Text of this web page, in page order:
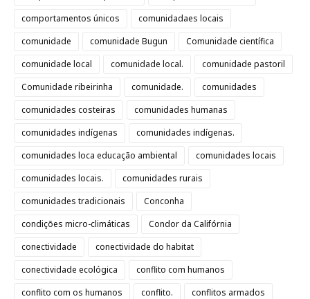
comportamentos únicos
comunidadaes locais
comunidade
comunidade Bugun
Comunidade científica
comunidade local
comunidade local.
comunidade pastoril
Comunidade ribeirinha
comunidade.
comunidades
comunidades costeiras
comunidades humanas
comunidades indígenas
comunidades indígenas.
comunidades loca educação ambiental
comunidades locais
comunidades locais.
comunidades rurais
comunidades tradicionais
Conconha
condições micro-climáticas
Condor da Califórnia
conectividade
conectividade do habitat
conectividade ecológica
conflito com humanos
conflito com os humanos
conflito.
conflitos armados